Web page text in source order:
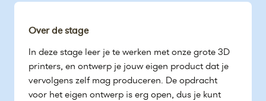
Over de stage
In deze stage leer je te werken met onze grote 3D
printers, en ontwerp je jouw eigen product dat je
vervolgens zelf mag produceren. De opdracht
voor het eigen ontwerp is erg open, dus je kunt